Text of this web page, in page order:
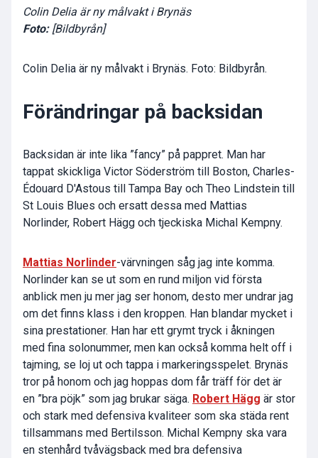
Colin Delia är ny målvakt i Brynäs
Foto: [Bildbyrån]
Colin Delia är ny målvakt i Brynäs. Foto: Bildbyrån.
Förändringar på backsidan
Backsidan är inte lika ”fancy” på pappret. Man har
tappat skickliga Victor Söderström till Boston, Charles-
Édouard D'Astous till Tampa Bay och Theo Lindstein till
St Louis Blues och ersatt dessa med Mattias
Norlinder, Robert Hägg och tjeckiska Michal Kempny.
Mattias Norlinder-värvningen såg jag inte komma.
Norlinder kan se ut som en rund miljon vid första
anblick men ju mer jag ser honom, desto mer undrar jag
om det finns klass i den kroppen. Han blandar mycket i
sina prestationer. Han har ett grymt tryck i åkningen
med fina solonummer, men kan också komma helt off i
tajming, se loj ut och tappa i markeringsspelet. Brynäs
tror på honom och jag hoppas dom får träff för det är
en ”bra pöjk” som jag brukar säga. Robert Hägg är stor
och stark med defensiva kvaliteer som ska städa rent
tillsammans med Bertilsson. Michal Kempny ska vara
en stenhård tvåvägsback med bra defensiva